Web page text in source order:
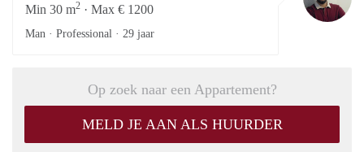
Min 30 m2 · Max € 1200
Man · Professional · 29 jaar
Op zoek naar een Appartement?
MELD JE AAN ALS HUURDER